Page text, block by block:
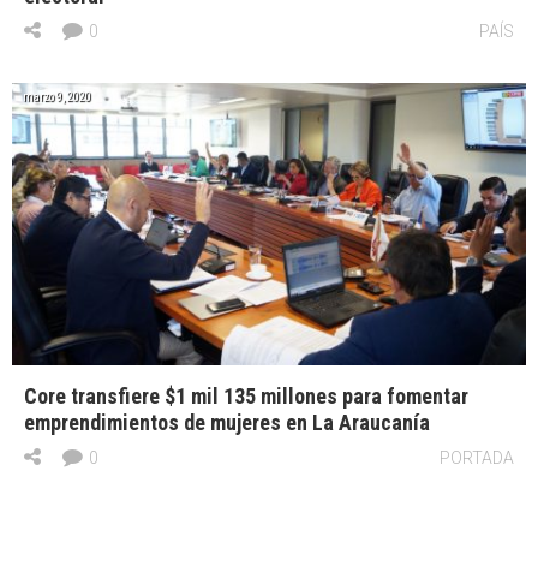
PAÍS
0
marzo 9, 2020
Core transfiere $1 mil 135 millones para fomentar
emprendimientos de mujeres en La Araucanía
PORTADA
0